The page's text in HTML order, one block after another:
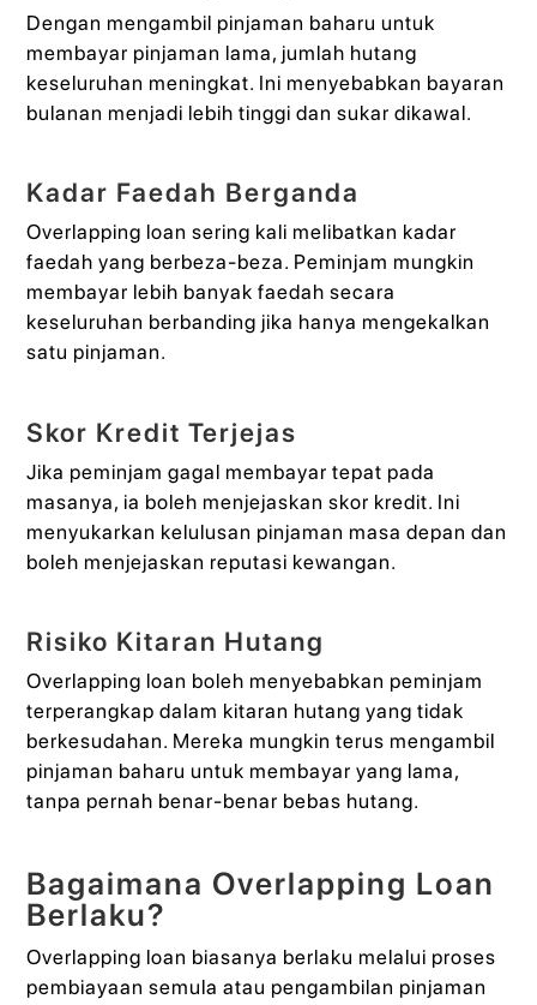
Dengan mengambil pinjaman baharu untuk
membayar pinjaman lama, jumlah hutang
keseluruhan meningkat. Ini menyebabkan bayaran
bulanan menjadi lebih tinggi dan sukar dikawal.
Kadar Faedah Berganda
Overlapping loan sering kali melibatkan kadar
faedah yang berbeza-beza. Peminjam mungkin
membayar lebih banyak faedah secara
keseluruhan berbanding jika hanya mengekalkan
satu pinjaman.
Skor Kredit Terjejas
Jika peminjam gagal membayar tepat pada
masanya, ia boleh menjejaskan skor kredit. Ini
menyukarkan kelulusan pinjaman masa depan dan
boleh menjejaskan reputasi kewangan.
Risiko Kitaran Hutang
Overlapping loan boleh menyebabkan peminjam
terperangkap dalam kitaran hutang yang tidak
berkesudahan. Mereka mungkin terus mengambil
pinjaman baharu untuk membayar yang lama,
tanpa pernah benar-benar bebas hutang.
Bagaimana Overlapping Loan
Berlaku?
Overlapping loan biasanya berlaku melalui proses
pembiayaan semula atau pengambilan pinjaman